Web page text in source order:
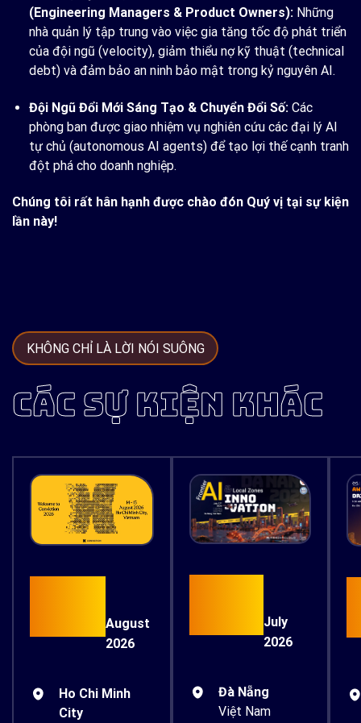
(Engineering Managers & Product Owners):Những
nhà quản lý tập trung vào việc gia tăng tốc độ phát triển
của đội ngũ (velocity), giảm thiểu nợ kỹ thuật (technical
debt) và đảm bảo an ninh bảo mật trong kỷ nguyên AI.
Đội Ngũ Đổi Mới Sáng Tạo & Chuyển Đổi Số:Các
phòng ban được giao nhiệm vụ nghiên cứu các đại lý AI
tự chủ (autonomous AI agents) để tạo lợi thế cạnh tranh
đột phá cho doanh nghiệp.
Chúng tôi rất hân hạnh được chào đón Quý vị tại sự kiện
lần này!
KHÔNG CHỈ LÀ LỜI NÓI SUÔNG
CÁC SỰ KIỆN KHÁC
August
2026
Ho Chi Minh
City
July
2026
Đà Nẵng
Việt Nam